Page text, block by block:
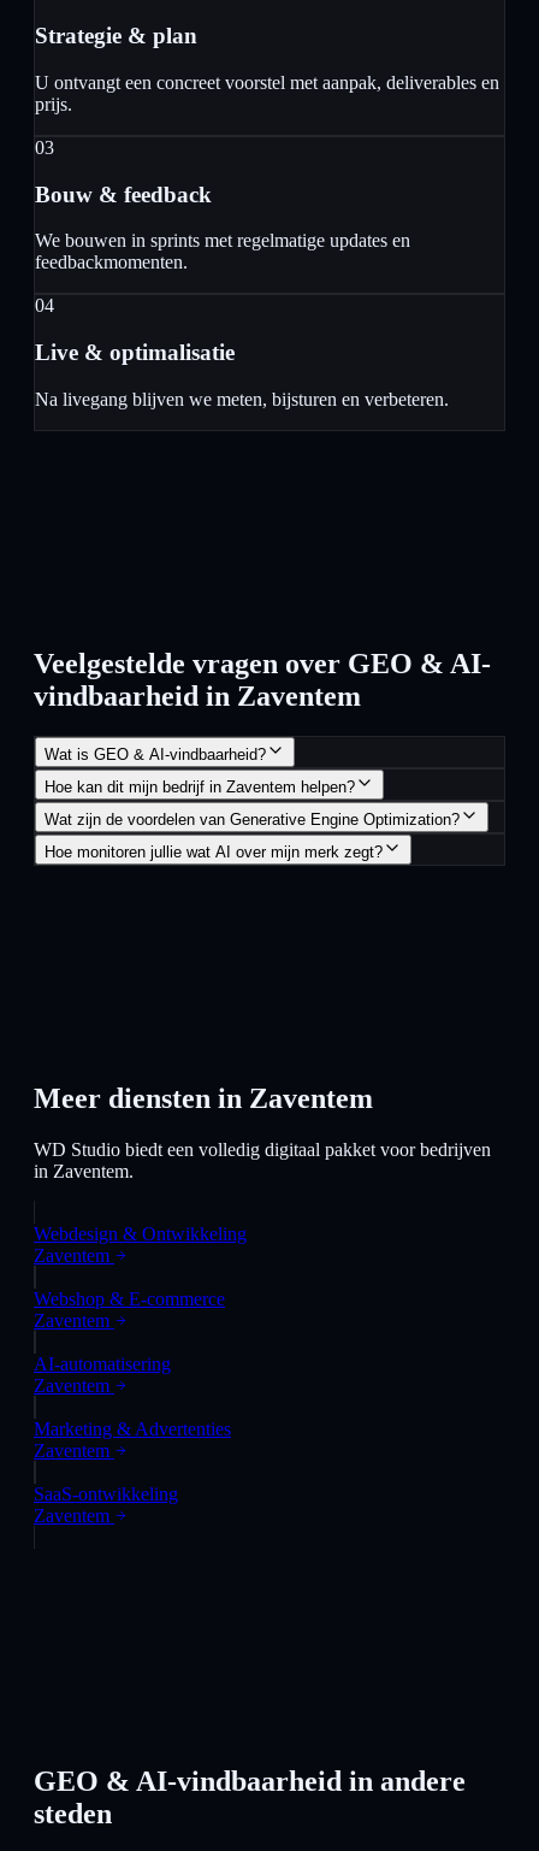
Strategie & plan
U ontvangt een concreet voorstel met aanpak, deliverables en
prijs.
03
Bouw & feedback
We bouwen in sprints met regelmatige updates en
feedbackmomenten.
04
Live & optimalisatie
Na livegang blijven we meten, bijsturen en verbeteren.
Veelgestelde vragen over GEO & AI-
vindbaarheid in Zaventem
Wat is GEO & AI-vindbaarheid?
Hoe kan dit mijn bedrijf in Zaventem helpen?
Wat zijn de voordelen van Generative Engine Optimization?
Hoe monitoren jullie wat AI over mijn merk zegt?
Meer diensten in Zaventem
WD Studio biedt een volledig digitaal pakket voor bedrijven
in Zaventem.
Webdesign & Ontwikkeling
Zaventem
Webshop & E-commerce
Zaventem
AI-automatisering
Zaventem
Marketing & Advertenties
Zaventem
SaaS-ontwikkeling
Zaventem
GEO & AI-vindbaarheid in andere
steden